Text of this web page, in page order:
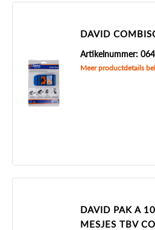
DAVID
Artikelnummer:
Meer productdetails
DAVID PAK A
MESJES TBV